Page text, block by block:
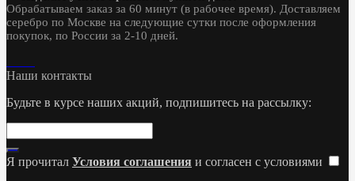
Обрабатываем заказ за 60 минут (в рабочее время). Доставляем
серебро по Москве на следующие сутки после оформления
покупок, по России за 2-10 дней.
Наши контакты
Будьте в курсе наших акций, подпишитесь на рассылку:
Я прочитал Условия соглашения и согласен с условиями